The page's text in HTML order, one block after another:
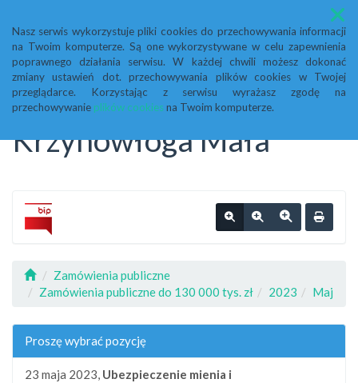
Nasz serwis wykorzystuje pliki cookies do przechowywania informacji
na Twoim komputerze. Są one wykorzystywane w celu zapewnienia
poprawnego działania serwisu. W każdej chwili możesz dokonać
zmiany ustawień dot. przechowywania plików cookies w Twojej
przeglądarce. Korzystając z serwisu wyrażasz zgodę na
przechowywanie plików cookiesna Twoim komputerze.
Menu
Biuletyn Informacji
Publicznej Urząd Gminy
Krzynowłoga Mała
Zamówienia publiczne
Zamówienia publiczne do 130 000 tys. zł
2023 Maj
Proszę wybrać pozycję
23 maja 2023, Ubezpieczenie mienia i